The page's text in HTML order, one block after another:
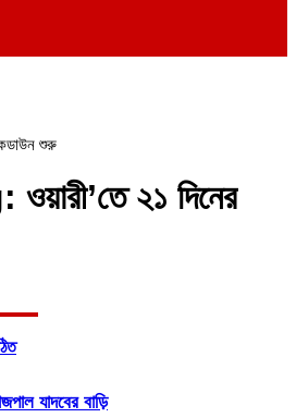
শুরু
ওয়ারী’তে ২১ দিনের
যাদবের বাড়ি